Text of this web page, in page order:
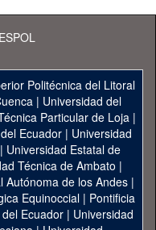
Politécnica del Litoral
| Universidad del
Particular de Loja|
Ecuador| Universidad
| Universidad Estatal de
Técnica de Ambato |
Autónoma de los Andes|
Equinoccial| Pontificia
Ecuador | Universidad